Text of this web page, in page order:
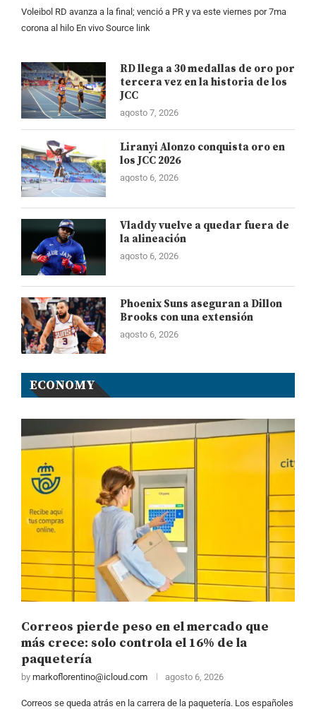
Voleibol RD avanza a la final; venció a PR y va este viernes por 7ma
corona al hilo En vivo Source link
RD llega a 30 medallas de oro por
tercera vez en la historia de los
JCC
agosto 7, 2026
Liranyi Alonzo conquista oro en
los JCC 2026
agosto 6, 2026
Vladdy vuelve a quedar fuera de
la alineación
agosto 6, 2026
Phoenix Suns aseguran a Dillon
Brooks con una extensión
agosto 6, 2026
ECONOMY
Correos pierde peso en el mercado que
más crece: solo controla el 16% de la
paquetería
by markoflorentino@icloud.com agosto 6, 2026
Correos se queda atrás en la carrera de la paquetería. Los españoles